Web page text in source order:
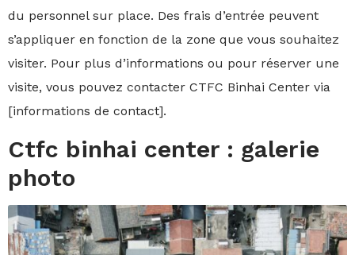
du personnel sur place. Des frais d’entrée peuvent
s’appliquer en fonction de la zone que vous souhaitez
visiter. Pour plus d’informations ou pour réserver une
visite, vous pouvez contacter CTFC Binhai Center via
[informations de contact].
Ctfc binhai center : galerie
photo